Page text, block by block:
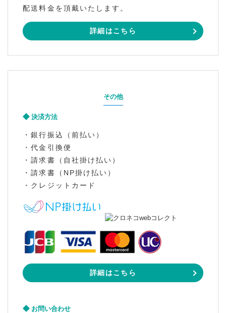
配送料金を頂戴いたします。
詳細はこちら
その他
決済方法
・銀行振込（前払い）
・代金引換便
・請求書（自社掛け払い）
・請求書（NP掛け払い）
・クレジットカード
詳細はこちら
お問い合わせ